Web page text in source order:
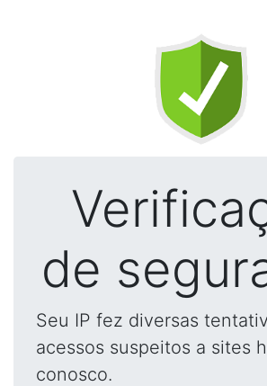
de
Seu IP fez diversas
acessos suspeitos a sites
conosco.